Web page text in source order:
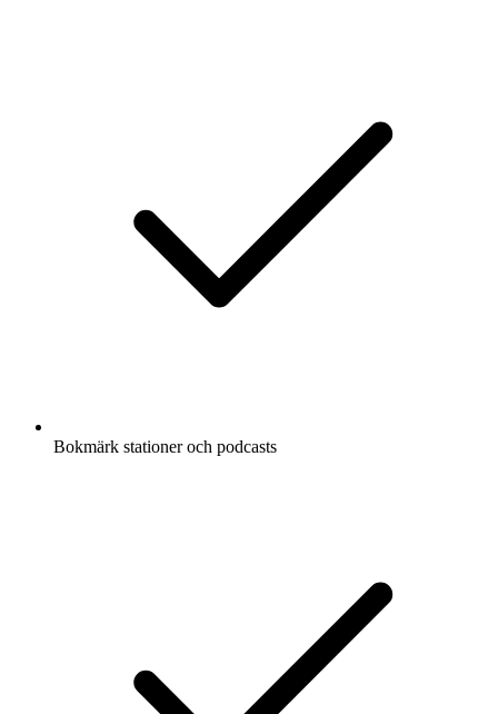
Bokmärk stationer och podcasts